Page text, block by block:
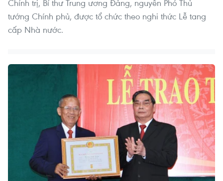
Chính trị, Bí thư Trung ương Đảng, nguyên Phó Thủ
tướng Chính phủ, được tổ chức theo nghi thức Lễ tang
cấp Nhà nước.